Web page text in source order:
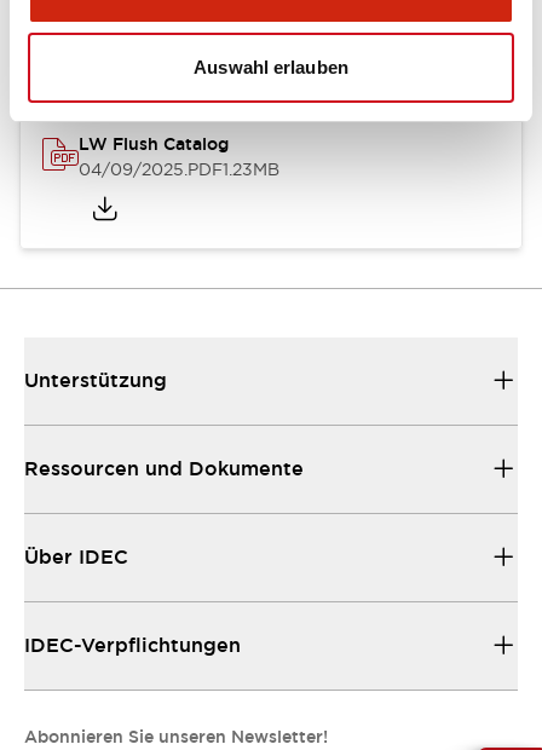
Auswahl erlauben
LW Flush Catalog
04/09/2025.PDF1.23MB
Unterstützung
Ressourcen und Dokumente
Über IDEC
IDEC-Verpflichtungen
Abonnieren Sie unseren Newsletter!